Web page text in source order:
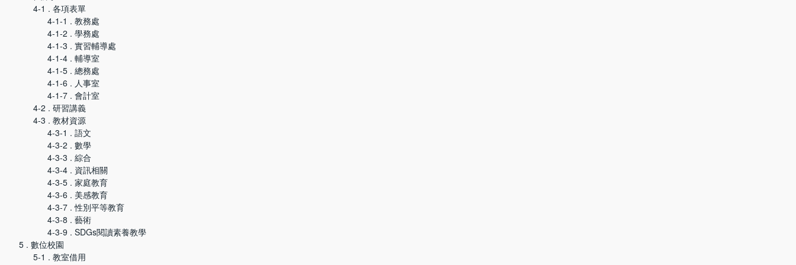
4-1 . 各項表單
4-1-1 . 教務處
4-1-2 . 學務處
4-1-3 . 實習輔導處
4-1-4 . 輔導室
4-1-5 . 總務處
4-1-6 . 人事室
4-1-7 . 會計室
4-2 . 研習講義
4-3 . 教材資源
4-3-1 . 語文
4-3-2 . 數學
4-3-3 . 綜合
4-3-4 . 資訊相關
4-3-5 . 家庭教育
4-3-6 . 美感教育
4-3-7 . 性別平等教育
4-3-8 . 藝術
4-3-9 . SDGs閱讀素養教學
5 . 數位校園
5-1 . 教室借用